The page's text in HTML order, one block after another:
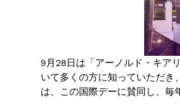
9月28日は「アーノルド・キア
いて多くの方に知っていただ
は、この国際デーに賛同し、毎